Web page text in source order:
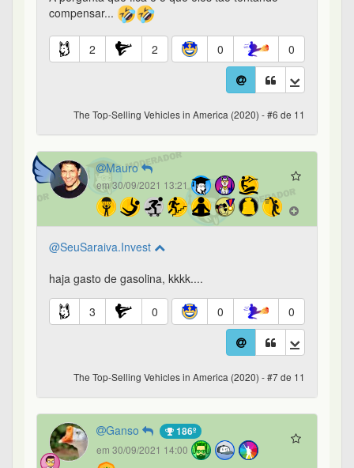
compensar...
2 2 0 0
The Top-Selling Vehicles in America (2020) - #6 de 11
Mauro
em 30/09/2021 13:21
@SeuSaraiva.Invest
haja gasto de gasolina, kkkk....
3 0 0 0
The Top-Selling Vehicles in America (2020) - #7 de 11
Ganso 186º
em 30/09/2021 14:00